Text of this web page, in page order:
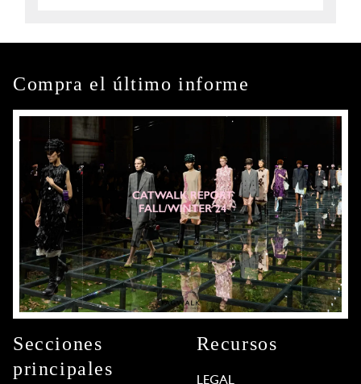
Compra el último informe
Secciones
principales
Recursos
LEGAL